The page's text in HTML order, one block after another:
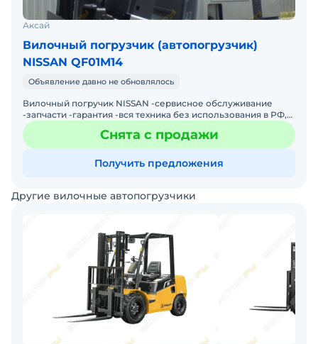
Аксай
Вилочный погрузчик (автопогрузчик)
NISSAN QF01M14
Объявление давно не обновлялось
Вилочный погручик NISSAN -сервисное обслуживание
-запчасти -гарантия -вся техника без использования в РФ,
прямое поступление из Японии, без посредников. -доста
Снята с продажи
Получить предложения
Другие вилочные автопогрузчики